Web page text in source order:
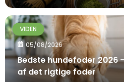
VIDEN
05/08/2026
Bedste hundefoder 2026
af det rigtige foder